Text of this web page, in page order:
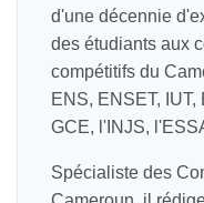
d'une décennie
des étudiants aux
compétitifs du
ENS, ENSET,
GCE, l'INJS,
Spécialiste des